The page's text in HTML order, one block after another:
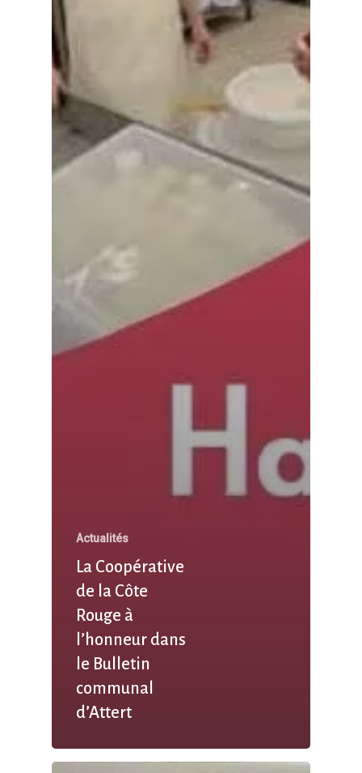
Actualités
La Coopérative
de la Côte
Rouge à
l’honneur dans
le Bulletin
communal
d’Attert